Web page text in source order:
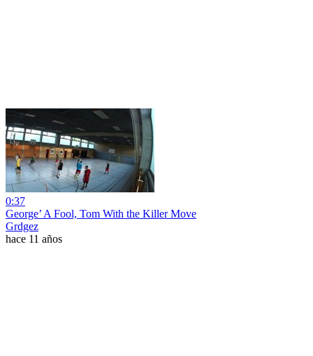
0:37
George’ A Fool, Tom With the Killer Move
Grdgez
hace 11 años